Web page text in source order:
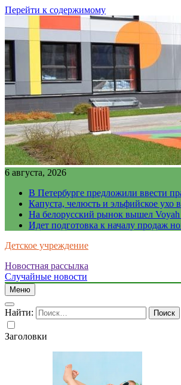
Перейти к содержимому
6 августа, 2026
В Петербурге предложили ввести
Капуста, челюсть и эльфийское
На белорусский рынок вышел Voyah
Идет подготовка к началу продаж
Детское учреждение
Новостная рассылка
Случайные новости
Меню
Найти:
Заголовки